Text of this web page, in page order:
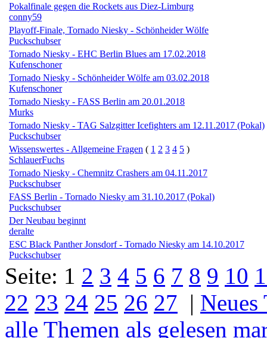
Pokalfinale gegen die Rockets aus Diez-Limburg
conny59
Playoff-Finale, Tornado Niesky - Schönheider Wölfe
Puckschubser
Tornado Niesky - EHC Berlin Blues am 17.02.2018
Kufenschoner
Tornado Niesky - Schönheider Wölfe am 03.02.2018
Kufenschoner
Tornado Niesky - FASS Berlin am 20.01.2018
Murks
Tornado Niesky - TAG Salzgitter Icefighters am 12.11.2017 (Pokal)
Puckschubser
Wissenswertes - Allgemeine Fragen ( 1 2 3 4 5 )
SchlauerFuchs
Tornado Niesky - Chemnitz Crashers am 04.11.2017
Puckschubser
FASS Berlin - Tornado Niesky am 31.10.2017 (Pokal)
Puckschubser
Der Neubau beginnt
deralte
ESC Black Panther Jonsdorf - Tornado Niesky am 14.10.2017
Puckschubser
Seite: 1 2 3 4 5 6 7 8 9 10
22 23 24 25 26 27 | Neues
alle Themen als gelesen